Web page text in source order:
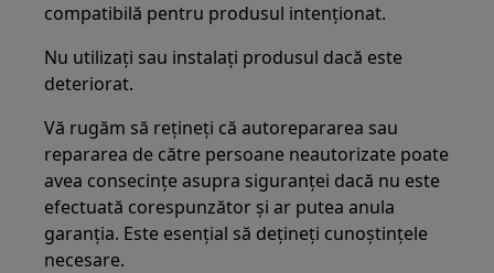
compatibilă pentru produsul intenționat.
Nu utilizați sau instalați produsul dacă este
deteriorat.
Vă rugăm să rețineți că autorepararea sau
repararea de către persoane neautorizate poate
avea consecințe asupra siguranței dacă nu este
efectuată corespunzător și ar putea anula
garanția. Este esențial să dețineți cunoștințele
necesare.